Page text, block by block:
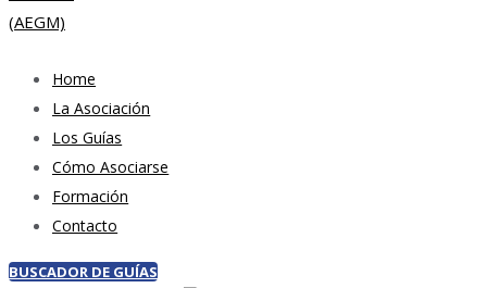
Home
La Asociación
Los Guías
Cómo Asociarse
Formación
Contacto
BUSCADOR DE GUÍAS